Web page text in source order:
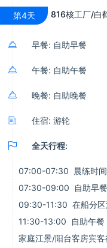
第4天 816核工厂/白
 早餐: 自助早餐
 午餐: 自助午餐
 晚餐: 自助晚餐
 住宿: 游轮
 全天行程:
07:00-07:30 晨练时间
07:30-09:00 自助早餐
09:30-11:30 在船分区
11:30-13:00 自助午餐
家庭江景/阳台客房宾客